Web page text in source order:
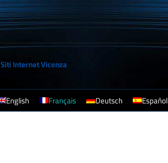
Siti Internet Vicenza
English Français Deutsch Español